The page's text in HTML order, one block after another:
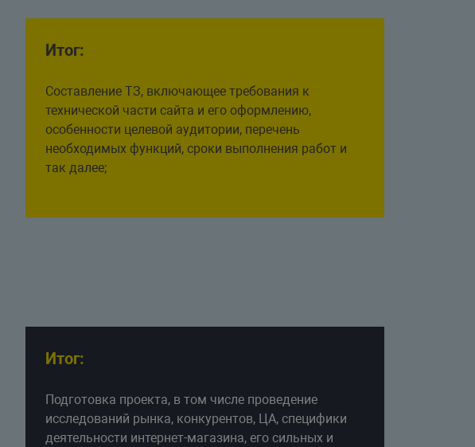
Итог:
Составление ТЗ, включающее требования к
технической части сайта и его оформлению,
особенности целевой аудитории, перечень
необходимых функций, сроки выполнения работ и
так далее;
Итог:
Подготовка проекта, в том числе проведение
исследований рынка, конкурентов, ЦА, специфики
деятельности интернет-магазина, его сильных и